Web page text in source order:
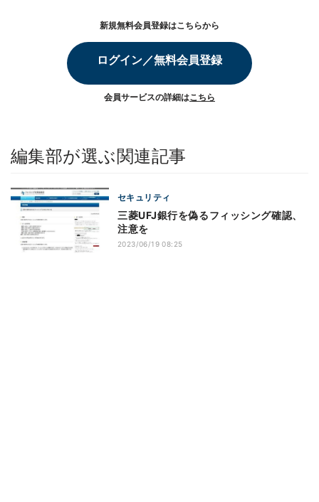
新規無料会員登録はこちらから
ログイン／無料会員登録
会員サービスの詳細はこちら
編集部が選ぶ関連記事
セキュリティ
三菱UFJ銀行を偽るフィッシング確認、
注意を
2023/06/19 08:25